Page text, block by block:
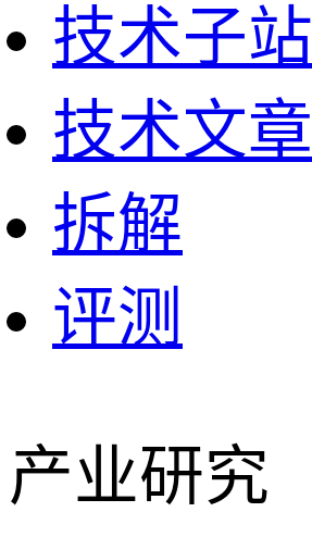
技术子站
技术文章
拆解
评测
产业研究